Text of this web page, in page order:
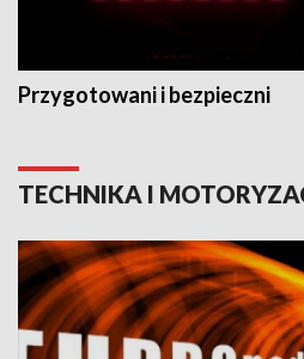
Przygotowani i bezpieczni
TECHNIKA I